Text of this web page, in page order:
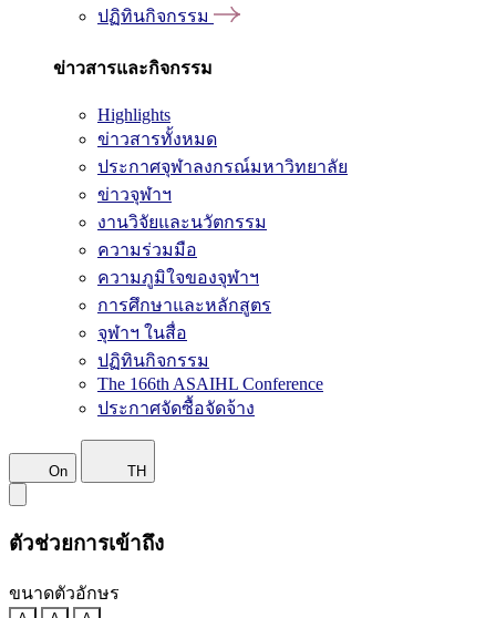
ปฏิทินกิจกรรม
ข่าวสารและกิจกรรม
Highlights
ข่าวสารทั้งหมด
ประกาศจุฬาลงกรณ์มหาวิทยาลัย
ข่าวจุฬาฯ
งานวิจัยและนวัตกรรม
ความร่วมมือ
ความภูมิใจของจุฬาฯ
การศึกษาและหลักสูตร
จุฬาฯ ในสื่อ
ปฏิทินกิจกรรม
The 166th ASAIHL Conference
ประกาศจัดซื้อจัดจ้าง
On TH
ตัวช่วยการเข้าถึง
ขนาดตัวอักษร